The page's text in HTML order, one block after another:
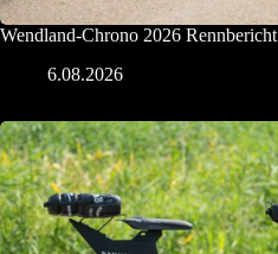
Wendland-Chrono 2026 Rennbericht
6.08.2026